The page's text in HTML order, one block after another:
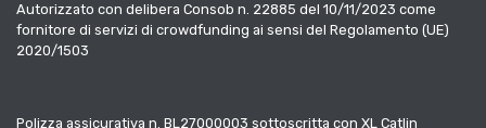
Autorizzato con delibera Consob n. 22885 del 10/11/2023 come
fornitore di servizi di crowdfunding ai sensi del Regolamento (UE)
2020/1503
Polizza assicurativa n. BL27000003 sottoscritta con XL Catlin